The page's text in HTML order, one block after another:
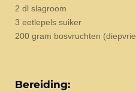
2 dl slagroom
3 eetlepels suiker
200 gram bosvruchten
Bereiding: